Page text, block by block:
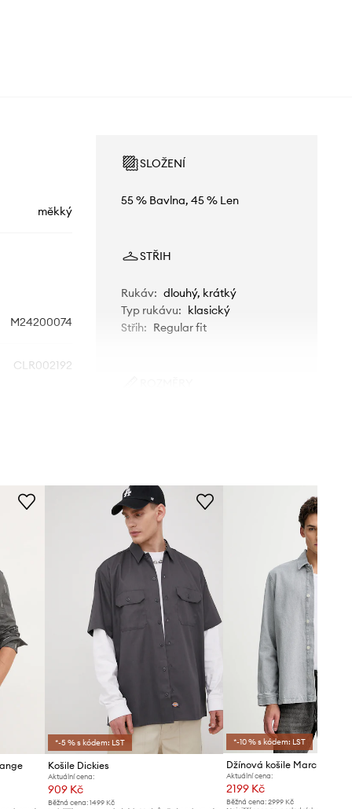
měkký
M24200074
CLR002192
SLOŽENÍ
55 % Bavlna, 45 % Len
STŘIH
Rukáv: dlouhý, krátký
Typ rukávu: klasický
Střih: Regular fit
běžně nosíte.
Tabulka velikosti
*-5 % s kódem: LST
Košile Dickies
Aktuální cena:
909 Kč
Běžná cena:1499 Kč
*-10 % s kódem: LST
Džínová košile Marc O'Polo
Aktuální cena:
2199 Kč
Běžná cena: 2999 Kč